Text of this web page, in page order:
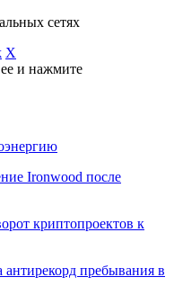
сетях
X
и нажмите
Ironwood после
криптопроектов к
пребывания в